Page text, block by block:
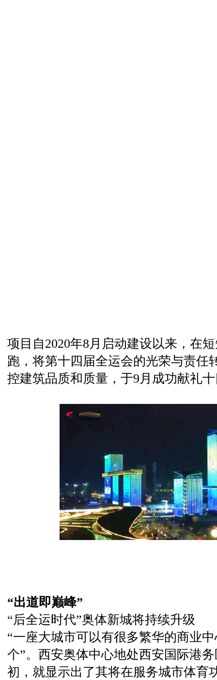
项目自2020年8月启动建设以来，在
跑，将第十四届全运会的光荣与责任
控建筑品质和质量，于9月成功献礼
“出道即巅峰”
“后全运时代”奥体新城将持续升级
“一座大城市可以有很多繁华的商业
个”。西安奥体中心地处西安国际港
初，就显示出了其将在服务城市体育